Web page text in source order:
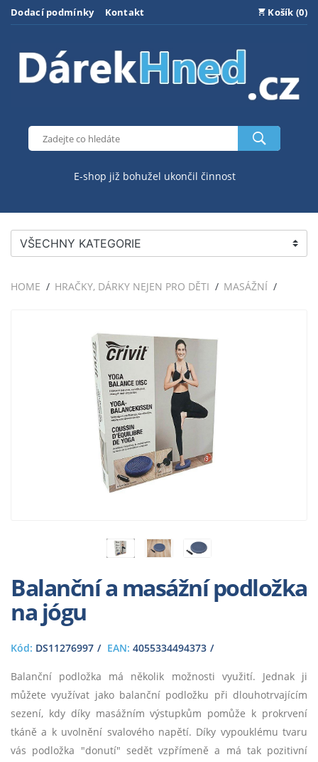
Dodací podmínky Kontakt Košík (0)
E-shop již bohužel ukončil činnost
VŠECHNY KATEGORIE
HOME HRAČKY, DÁRKY NEJEN PRO DĚTI MASÁŽNÍ
Balanční a masážní podložka
na jógu
Kód: DS11276997 EAN: 4055334494373
Balanční podložka má několik možnosti využití. Jednak ji
můžete využívat jako balanční podložku při dlouhotrvajícím
sezení, kdy díky masážním výstupkům pomůže k prokrvení
tkáně a k uvolnění svalového napětí. Díky vypouklému tvaru
vás podložka "donutí" sedět vzpřímeně a má tak pozitivní